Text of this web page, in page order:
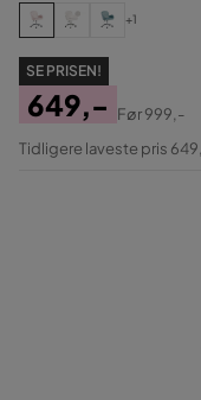
+1
SE PRISEN!
Pris
649,-
Original
Før999,-
Tidligere laveste pris